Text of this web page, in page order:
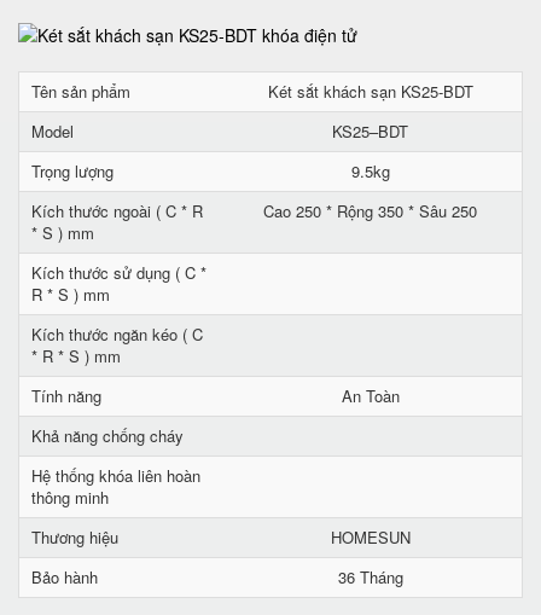
Tên sản phẩm
Két sắt khách sạn KS25-BDT
Model
KS25–BDT
Trọng lượng
9.5kg
Kích thước ngoài ( C * R
* S ) mm
Cao 250 * Rộng 350 * Sâu 250
Kích thước sử dụng ( C *
R * S ) mm
Kích thước ngăn kéo ( C
* R * S ) mm
Tính năng
An Toàn
Khả năng chống cháy
Hệ thống khóa liên hoàn
thông minh
Thương hiệu
HOMESUN
Bảo hành
36 Tháng